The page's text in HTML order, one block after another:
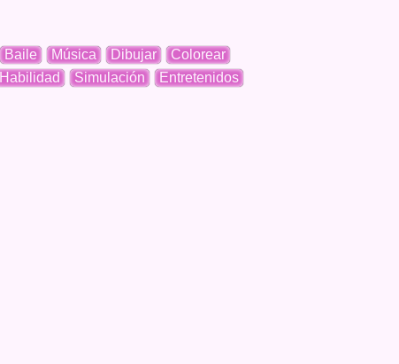
Baile Música Dibujar
Colorear
Habilidad Simulación
Entretenidos